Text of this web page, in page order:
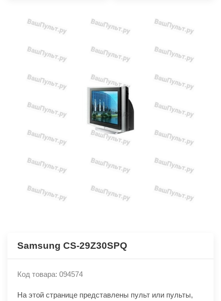
Samsung CS-29Z30SPQ
Код товара: 094574
На этой странице представлены пульт или пульты,